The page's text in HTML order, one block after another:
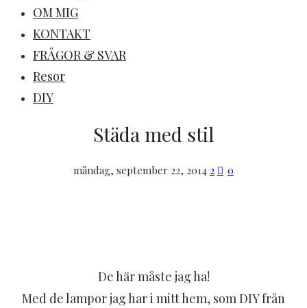
OM MIG
KONTAKT
FRÅGOR & SVAR
Resor
DIY
Städa med stil
måndag, september 22, 2014 2 0
De här måste jag ha!
Med de lampor jag har i mitt hem, som DIY från